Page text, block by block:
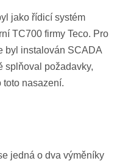
jako řídicí systém
TC700 firmy Teco. Pro
byl instalován SCADA
splňoval požadavky,
toto nasazení.
jedná o dva výměníky